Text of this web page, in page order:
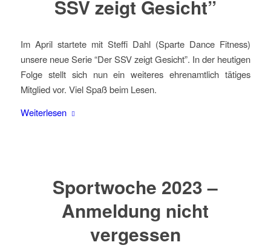
SSV zeigt Gesicht”
Im April startete mit Steffi Dahl (Sparte Dance Fitness)
unsere neue Serie “Der SSV zeigt Gesicht”. In der heutigen
Folge stellt sich nun ein weiteres ehrenamtlich tätiges
Mitglied vor. Viel Spaß beim Lesen.
Weiterlesen
Sportwoche 2023 –
Anmeldung nicht
vergessen